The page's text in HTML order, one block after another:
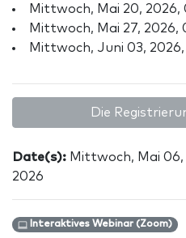
Mittwoch, Mai 20, 2026,
Mittwoch, Mai 27, 2026,
Mittwoch, Juni 03,
Die
Date(s): Mittwoch, Mai
2026
Interaktives Webinar (Zoom)